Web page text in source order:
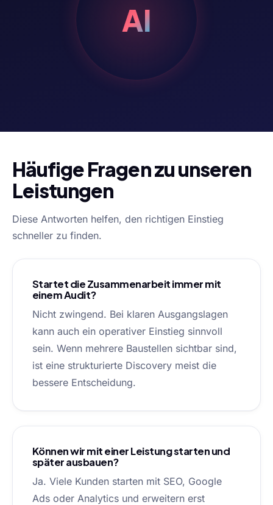
AI
Häufige Fragen zu unseren
Leistungen
Diese Antworten helfen, den richtigen Einstieg
schneller zu finden.
Startet die Zusammenarbeit immer mit
einem Audit?
Nicht zwingend. Bei klaren Ausgangslagen
kann auch ein operativer Einstieg sinnvoll
sein. Wenn mehrere Baustellen sichtbar sind,
ist eine strukturierte Discovery meist die
bessere Entscheidung.
Können wir mit einer Leistung starten und
später ausbauen?
Ja. Viele Kunden starten mit SEO, Google
Ads oder Analytics und erweitern erst